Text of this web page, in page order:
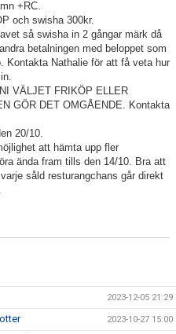
+RC.
och swisha 300kr.
så swisha in 2 gångar märk då
betalningen med beloppet som
Kontakta Nathalie för att få veta hur
VÄLJET FRIKÖP ELLER
GÖR DET OMGÅENDE. Kontakta
20/10.
att hämta upp fler
ända fram tills den 14/10. Bra att
såld resturangchans går direkt
2023-12-05 21:29
2023-10-27 15:00